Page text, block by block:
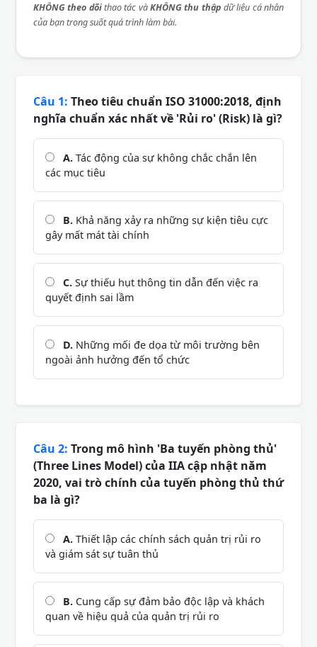
KHÔNG theo dõithao tác vàKHÔNG thu thập dữ liệu cá nhân
của bạn trong suốt quá trình làm bài.
Câu 1: Theo tiêu chuẩn ISO 31000:2018, định
nghĩa chuẩn xác nhất về 'Rủi ro' (Risk) là gì?
A. Tác động của sự không chắc chắn lên
các mục tiêu
B. Khả năng xảy ra những sự kiện tiêu cực
gây mất mát tài chính
C. Sự thiếu hụt thông tin dẫn đến việc ra
quyết định sai lầm
D. Những mối đe dọa từ môi trường bên
ngoài ảnh hưởng đến tổ chức
Câu 2: Trong mô hình 'Ba tuyến phòng thủ'
(Three Lines Model) của IIA cập nhật năm
2020, vai trò chính của tuyến phòng thủ thứ
ba là gì?
A. Thiết lập các chính sách quản trị rủi ro
và giám sát sự tuân thủ
B. Cung cấp sự đảm bảo độc lập và khách
quan về hiệu quả của quản trị rủi ro